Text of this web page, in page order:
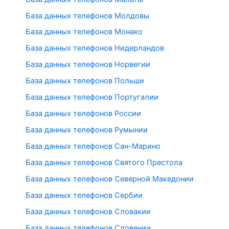
База данных телефонов Молдовы
База данных телефонов Монако
База данных телефонов Нидерландов
База данных телефонов Норвегии
База данных телефонов Польши
База данных телефонов Португалии
База данных телефонов России
База данных телефонов Румынии
База данных телефонов Сан-Марино
База данных телефонов Святого Престола
База данных телефонов Северной Македонии
База данных телефонов Сербии
База данных телефонов Словакии